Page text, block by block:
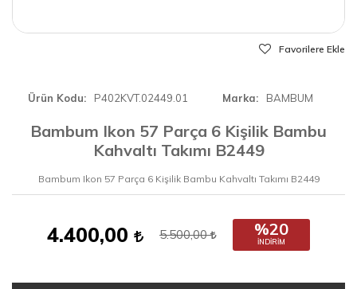
Favorilere Ekle
Ürün Kodu P402KVT.02449.01 Marka BAMBUM
Bambum Ikon 57 Parça 6 Kişilik Bambu
Kahvaltı Takımı B2449
Bambum Ikon 57 Parça 6 Kişilik Bambu Kahvaltı Takımı B2449
4.400,00 5.500,00 %20
İNDIRIM